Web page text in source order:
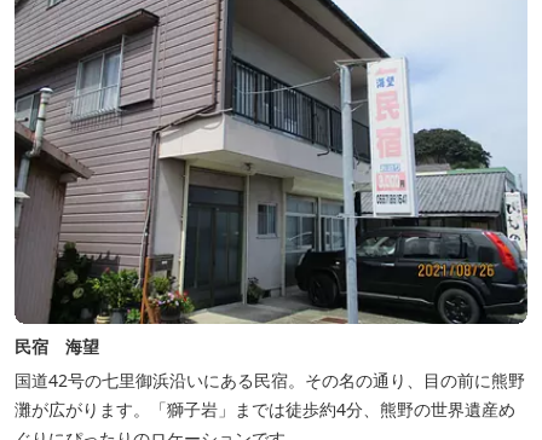
民宿 海望
国道42号の七里御浜沿いにある民宿。その名の通り、目の前に熊野
灘が広がります。「獅子岩」までは徒歩約4分、熊野の世界遺産め